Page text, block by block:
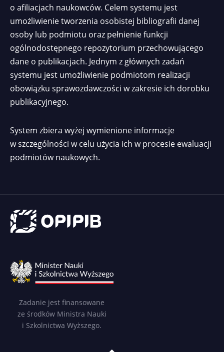
o afiliacjach naukowców. Celem systemu jest
umożliwienie tworzenia osobistej bibliografii danej
osoby lub podmiotu oraz pełnienie funkcji
ogólnodostępnego repozytorium przechowującego
dane o publikacjach. Jednym z głównych zadań
systemu jest umożliwienie podmiotom realizacji
obowiązku sprawozdawczości w zakresie ich dorobku
publikacyjnego.
System zbiera wyżej wymienione informacje
w szczególności w celu użycia ich w procesie ewaluacji
podmiotów naukowych.
Zadanie jest finansowane
ze środków Ministra Nauki
i Szkolnictwa Wyższego.